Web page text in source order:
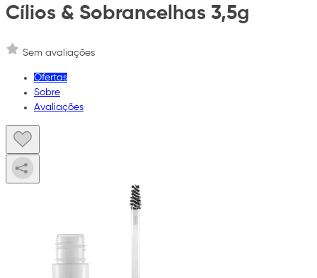
Cílios & Sobrancelhas 3,5g
Sem avaliações
Ofertas
Sobre
Avaliações